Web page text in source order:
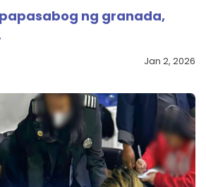
ng granada,
Jan 2, 2026